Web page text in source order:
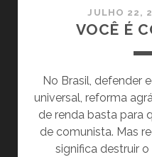
JULHO 22,
VOCÊ É
No Brasil, defender
universal, reforma
de renda basta para
de comunista. Mas
significa destruir